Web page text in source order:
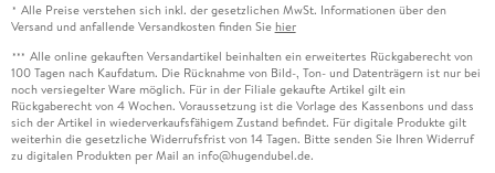
* Alle Preise verstehen sich inkl. der gesetzlichen MwSt. Informationen über den
Versand und anfallende Versandkosten finden Sie hier
*** Alle online gekauften Versandartikel beinhalten ein erweitertes Rückgaberecht von
100 Tagen nach Kaufdatum. Die Rücknahme von Bild-, Ton- und Datenträgern ist nur bei
noch versiegelter Ware möglich. Für in der Filiale gekaufte Artikel gilt ein
Rückgaberecht von 4 Wochen. Voraussetzung ist die Vorlage des Kassenbons und dass
sich der Artikel in wiederverkaufsfähigem Zustand befindet. Für digitale Produkte gilt
weiterhin die gesetzliche Widerrufsfrist von 14 Tagen. Bitte senden Sie Ihren Widerruf
zu digitalen Produkten per Mail an info@hugendubel.de.